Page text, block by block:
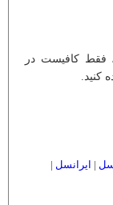
فقط کافیست در
کنید.
| ایرانسل |